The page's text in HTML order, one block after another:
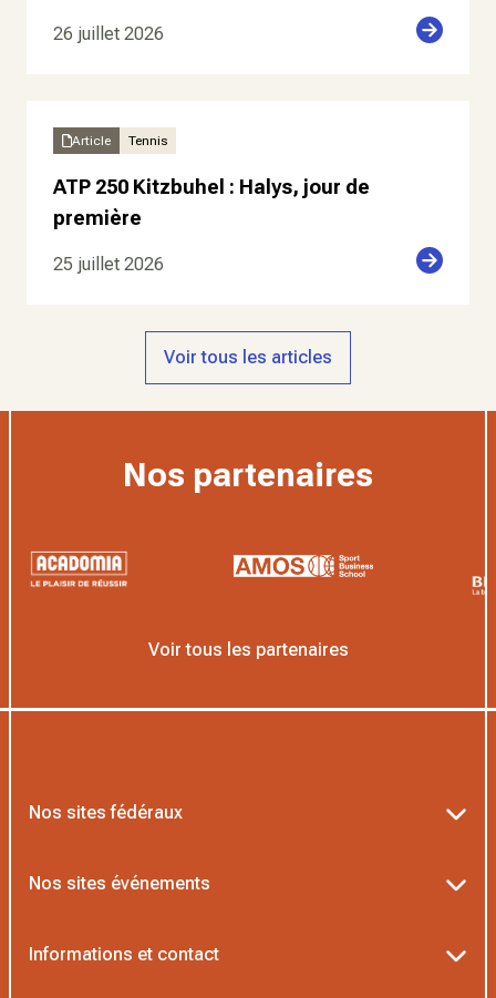
26 juillet 2026
Article Tennis
ATP 250 Kitzbuhel : Halys, jour de
première
25 juillet 2026
Voir tous les articles
Nos partenaires
Voir tous les partenaires
Nos sites fédéraux
Nos sites événements
Informations et contact